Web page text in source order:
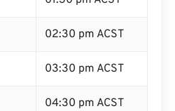
02:30 pm ACST
03:30 pm ACST
04:30 pm ACST